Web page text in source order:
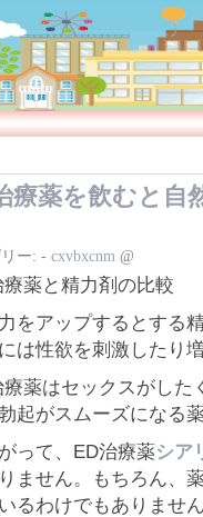
療薬を飲むと自
ー: - cxvbxcnm @
療薬と精力剤の比較
をアップするとする
は性欲を刺激したり
療薬はセックスがし
起がスムーズになる
って、ED治療薬シア
ません。もちろん、
るわけでもありませ